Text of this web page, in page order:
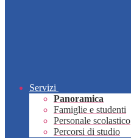
Servizi
Panoramica
Famiglie e studenti
Personale scolastico
Percorsi di studio